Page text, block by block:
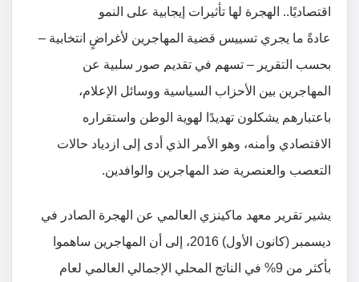
اقتصاديًا.. الهجرة لها تأثيرات إيجابية على النمو
عادةً ما يجري تسييس قضية المهاجرين لأغراضٍ انتخابية –
بحسب التقرير – تسهم في تقديم صور سلبية عن
المهاجرين بين الأحزاب السياسية ووسائل الإعلام،
باعتبارهم يشكلون تهديدًا لهوية الوطن واستقراره
الاقتصادي وأمنه، وهو الأمر الذي أدى إلى ازدياد حالات
التعصب والعنصرية ضد المهاجرين والوافدين.
يشير تقرير معهد ماكينزي العالمي عن الهجرة الصادر في
ديسمبر (كانون الأول) 2016، إلى أن المهاجرين ساهموا
بأكثر من 9% في الناتج المحلي الإجمالي العالمي لعام